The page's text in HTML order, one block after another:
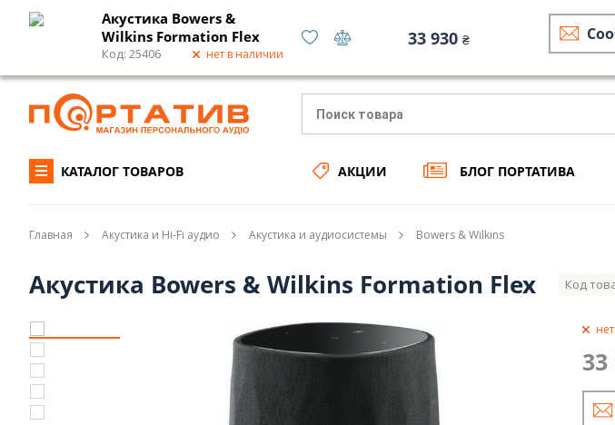
КАТАЛОГ ТОВАРОВ АКЦИИ БЛОГ ПОРТАТИВА
Главная Акустика и Hi-Fi аудио Акустика и аудиосистемы Bowers & Wilkins
Акустика Bowers & Wilkins Formation Flex Код
33
Акустика Bowers &
Wilkins Formation Flex
Код: 25406 нет в наличии
33 930 ₴